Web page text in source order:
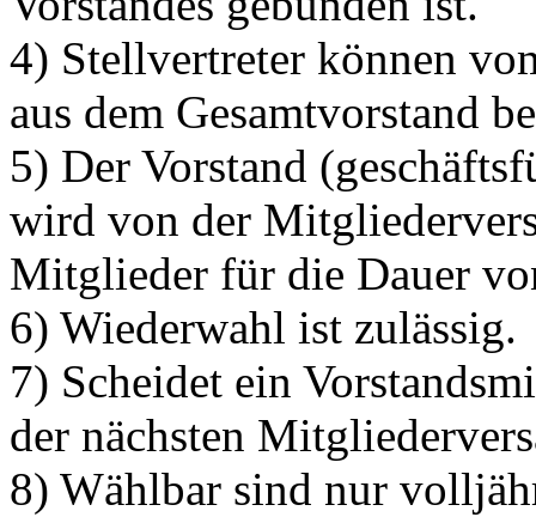
4) Stellvertreter können
aus dem Gesamtvorstand
5) Der Vorstand
wird von der
Mitglieder für die Dauer
6) Wiederwahl ist zulässig.
7) Scheidet ein
der nächsten
8) Wählbar sind nur